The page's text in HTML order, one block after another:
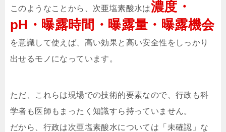
このようなことから、次亜塩素酸水は濃度・
pH・曝露時間・曝露量・曝露機会
を意識して使えば、高い効果と高い安全性をしっかり
出せるモノになっています。
ただ、これらは現場での技術的要素なので、行政も科
学者も医師もまったく知識すら持っていません。
だから、行政は次亜塩素酸水については「未確認」な